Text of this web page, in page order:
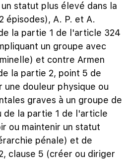
statut plus élevé dans la
épisodes), A. P. et A.
la partie 1 de l'article 324
un groupe avec
et contre Armen
la partie 2, point 5 de
une douleur physique ou
graves à un groupe de
de la partie 1 de l'article
ou maintenir un statut
pénale) et de
clause 5 (créer ou diriger